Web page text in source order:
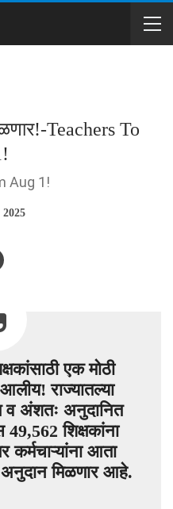
Teachers To
Aug 1!
एक मोठी
राज्यातल्या
व अंशतः अनुदानित
शिक्षकांना
आता
अनुदान मिळणार आहे.